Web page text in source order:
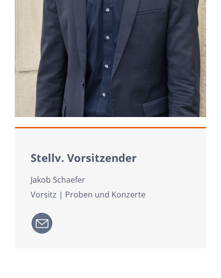
Stellv. Vorsitzender
Jakob Schaefer
Vorsitz | Proben und Konzerte